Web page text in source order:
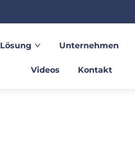
Lösung Unternehmen
Videos Kontakt